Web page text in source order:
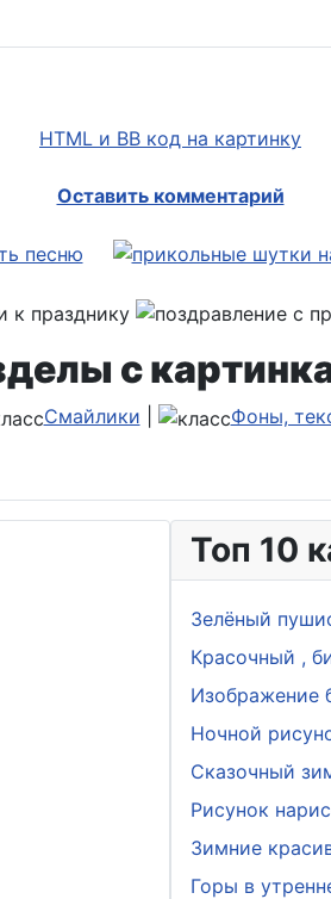
HTML и BB код на картинку
Оставить комментарий
с
Смайлики Фоны,
Топ 10
Зелёный
Красочный ,
Изображение
Ночной
Сказочный
Рисунок
Зимние
Горы в